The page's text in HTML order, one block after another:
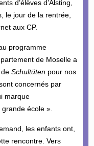
d’élèves d’Alsting,
le jour de la rentrée,
aux CP.
programme
de Moselle a
Schultüten pour nos
concernés par
marque
école ».
les enfants ont,
rencontre. Vers